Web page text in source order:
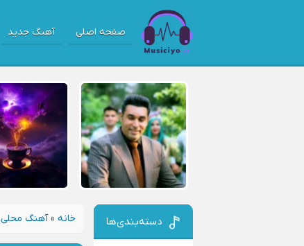
صفحه اصلی آهنگ جدید
خانه »آهنگ محلی دسته‌بندی‌ها